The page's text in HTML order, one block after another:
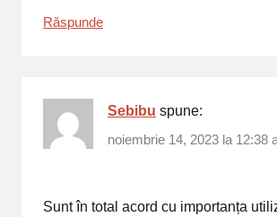
Răspunde
Sebibu spune:
noiembrie 14, 2023 la 12:38
Sunt în total acord cu importanța